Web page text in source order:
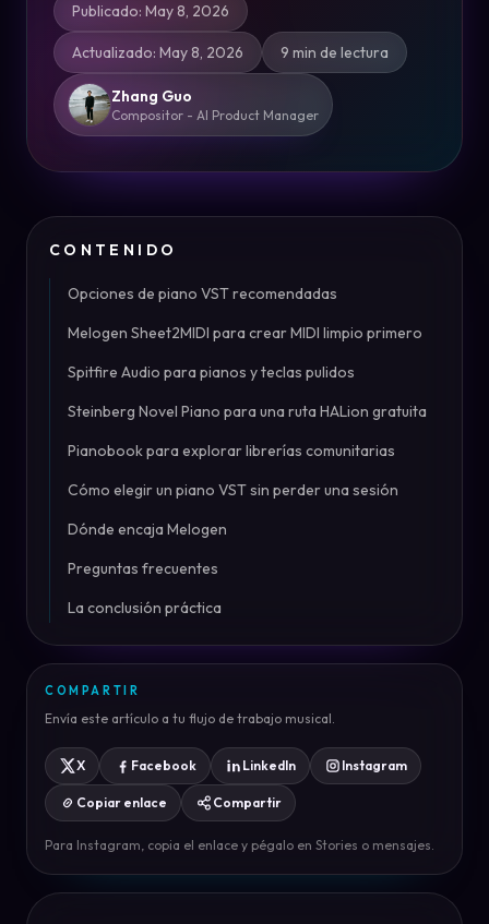
Publicado: May 8, 2026
Actualizado: May 8, 2026 9 min de lectura
Zhang Guo
Compositor - AI Product Manager
CONTENIDO
Opciones de piano VST recomendadas
Melogen Sheet2MIDI para crear MIDI limpio primero
Spitfire Audio para pianos y teclas pulidos
Steinberg Novel Piano para una ruta HALion gratuita
Pianobook para explorar librerías comunitarias
Cómo elegir un piano VST sin perder una sesión
Dónde encaja Melogen
Preguntas frecuentes
La conclusión práctica
COMPARTIR
Envía este artículo a tu flujo de trabajo musical.
X Facebook LinkedIn Instagram
Copiar enlace Compartir
Para Instagram, copia el enlace y pégalo en Stories o mensajes.